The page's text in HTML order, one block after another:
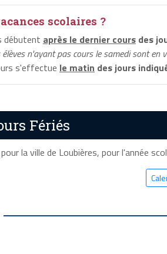
scolaires ?
débutent après le dernier cours des
n'ayant pas cours le samedi sont en
s'effectue le matin des jours
Fériés
la ville de Loubières, pour l'année